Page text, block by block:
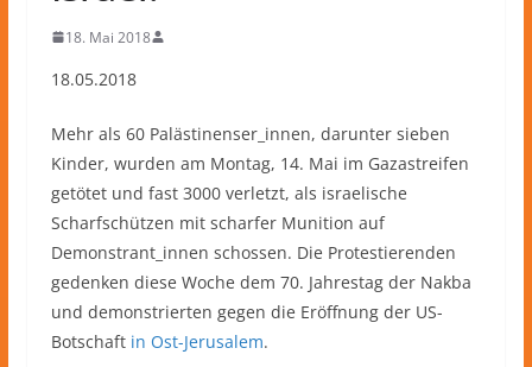
18. Mai 2018
18.05.2018
Mehr als 60 Palästinenser_innen, darunter sieben
Kinder, wurden am Montag, 14. Mai im Gazastreifen
getötet und fast 3000 verletzt, als israelische
Scharfschützen mit scharfer Munition auf
Demonstrant_innen schossen. Die Protestierenden
gedenken diese Woche dem 70. Jahrestag der Nakba
und demonstrierten gegen die Eröffnung der US-
Botschaft in Ost-Jerusalem.